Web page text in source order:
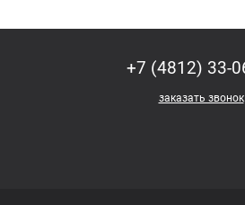
+7 (4812) 33-
заказать звонок